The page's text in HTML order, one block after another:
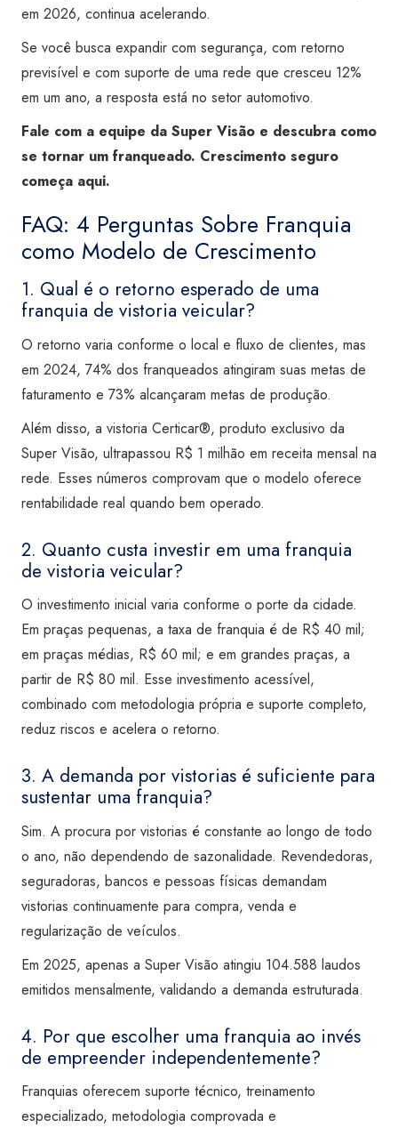
em 2026, continua acelerando.
Se você busca expandir com segurança, com retorno
previsível e com suporte de uma rede que cresceu 12%
em um ano, a resposta está no setor automotivo.
Fale com a equipe da Super Visão e descubra como
se tornar um franqueado. Crescimento seguro
começa aqui.
FAQ: 4 Perguntas Sobre Franquia
como Modelo de Crescimento
1. Qual é o retorno esperado de uma
franquia de vistoria veicular?
O retorno varia conforme o local e fluxo de clientes, mas
em 2024, 74% dos franqueados atingiram suas metas de
faturamento e 73% alcançaram metas de produção.
Além disso, a vistoria Certicar®, produto exclusivo da
Super Visão, ultrapassou R$ 1 milhão em receita mensal na
rede. Esses números comprovam que o modelo oferece
rentabilidade real quando bem operado.
2. Quanto custa investir em uma franquia
de vistoria veicular?
O investimento inicial varia conforme o porte da cidade.
Em praças pequenas, a taxa de franquia é de R$ 40 mil;
em praças médias, R$ 60 mil; e em grandes praças, a
partir de R$ 80 mil. Esse investimento acessível,
combinado com metodologia própria e suporte completo,
reduz riscos e acelera o retorno.
3. A demanda por vistorias é suficiente para
sustentar uma franquia?
Sim. A procura por vistorias é constante ao longo de todo
o ano, não dependendo de sazonalidade. Revendedoras,
seguradoras, bancos e pessoas físicas demandam
vistorias continuamente para compra, venda e
regularização de veículos.
Em 2025, apenas a Super Visão atingiu 104.588 laudos
emitidos mensalmente, validando a demanda estruturada.
4. Por que escolher uma franquia ao invés
de empreender independentemente?
Franquias oferecem suporte técnico, treinamento
especializado, metodologia comprovada e